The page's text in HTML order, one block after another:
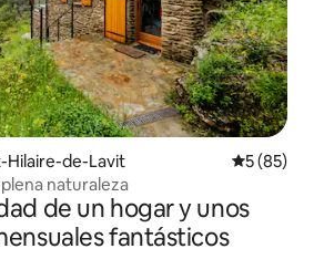
Hilaire-de-Lavit
5 (85)
naturaleza
de un hogar y unos
fantásticos